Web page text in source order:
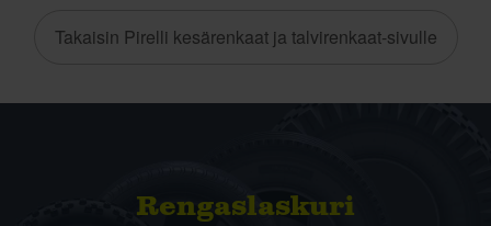
Takaisin Pirelli kesärenkaat ja talvirenkaat-sivulle
Rengas­laskuri